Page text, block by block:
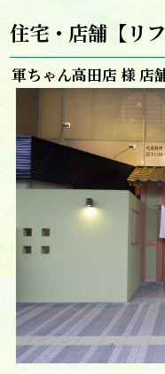
住宅・店舗【リフ
軍ちゃん高田店 様 店